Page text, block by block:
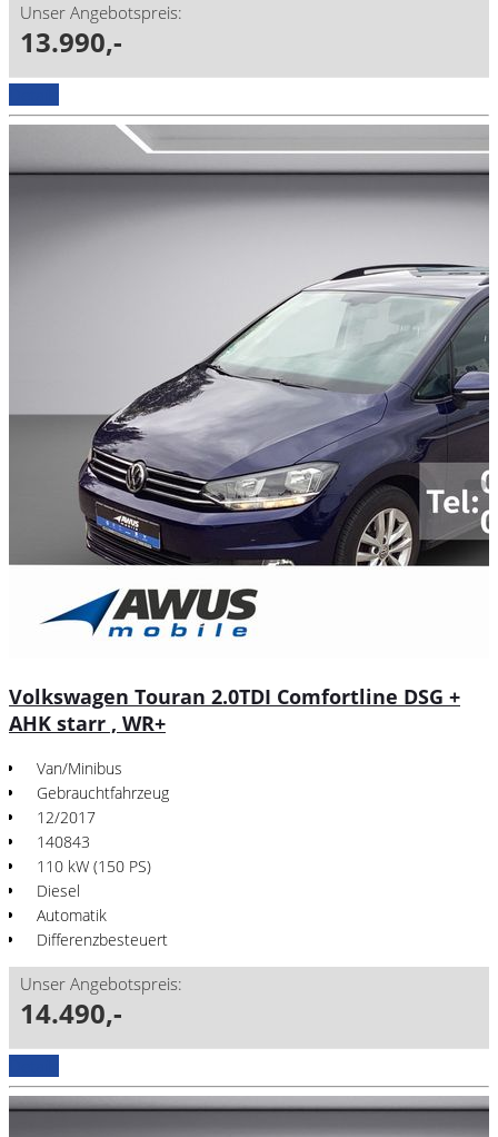
Unser Angebotspreis:
13.990,-
Volkswagen Touran 2.0TDI Comfortline DSG +
AHK starr , WR+
Van/Minibus
Gebrauchtfahrzeug
12/2017
140843
110 kW (150 PS)
Diesel
Automatik
Differenzbesteuert
Unser Angebotspreis:
14.490,-